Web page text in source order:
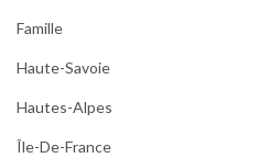
Famille
Haute-Savoie
Hautes-Alpes
Île-De-France